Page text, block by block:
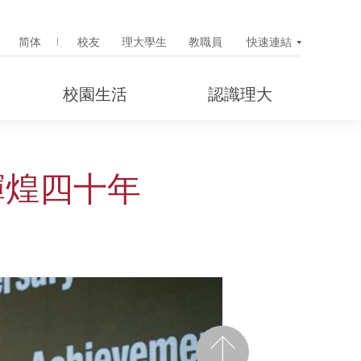
Popup
简体 校友 理大學生 教職員 快速連結
校園生活 認識理大
四十年